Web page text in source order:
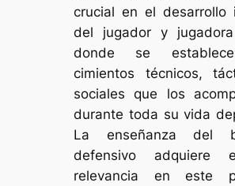
crucial en el desarrollo
del jugador y
donde se
cimientos técnicos,
sociales que los
durante toda su vida
La enseñanza del
defensivo adquiere
relevancia en este